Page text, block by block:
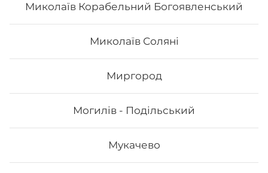
Миколаїв Корабельний Богоявленський
Миколаїв Соляні
Миргород
Могилів - Подільський
Мукачево